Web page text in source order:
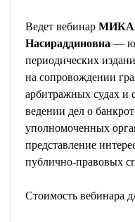
Ведет вебинар
Насираддиновна —
периодических
на сопровождении
арбитражных судах и
ведении дел о
уполномоченных
представление
публично-правовых
Стоимость вебинара